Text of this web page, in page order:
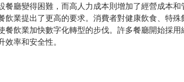
餐廳變得困難，而高人力成本則增加了經營成本
飲業提出了更高的要求。消費者對健康飲食、特
餐飲業加快數字化轉型的步伐。許多餐廳開始採
效率和安全性。